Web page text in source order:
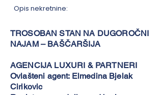
Opis nekretnine:
TROSOBAN STAN NA DUGOROČNI
NAJAM – BAŠČARŠIJA
AGENCIJA LUXURI & PARTNERI
Ovlašteni agent: Elmedina Bjelak
Cirikovic